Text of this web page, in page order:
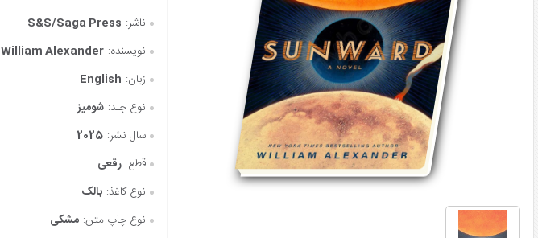
ناشر: S&S/Saga Press
نویسنده: William Alexander
زبان: English
نوع جلد: شومیز
سال نشر: 2025
قطع: رقعی
نوع کاغذ: بالک
نوع چاپ متن: مشکی